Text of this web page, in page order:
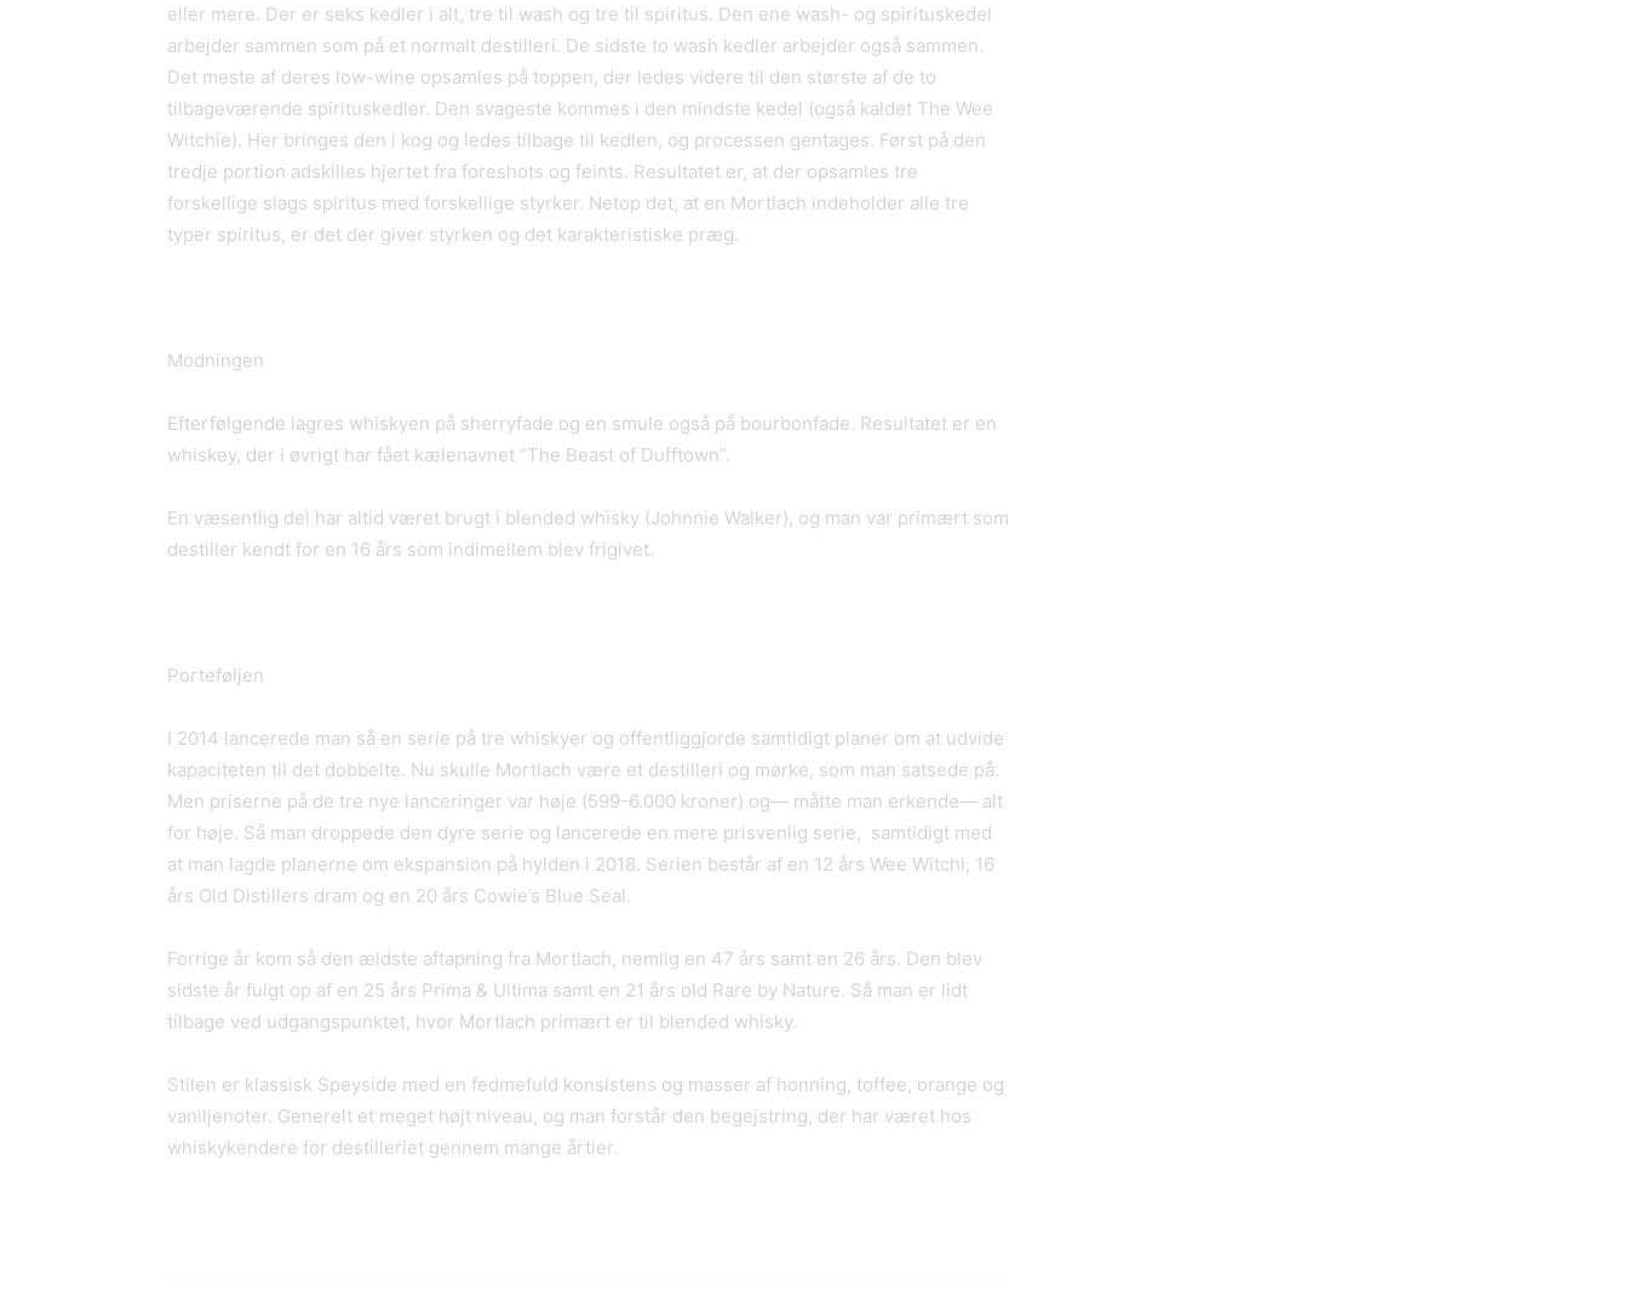
eller mere. Der er seks kedler i alt, tre til wash og tre til spiritus. Den ene wash- og spirituskedel
arbejder sammen som på et normalt destilleri. De sidste to wash kedler arbejder også sammen.
Det meste af deres low-wine opsamles på toppen, der ledes videre til den største af de to
tilbageværende spirituskedler. Den svageste kommes i den mindste kedel (også kaldet The Wee
Witchie). Her bringes den i kog og ledes tilbage til kedlen, og processen gentages. Først på den
tredje portion adskilles hjertet fra foreshots og feints. Resultatet er, at der opsamles tre
forskellige slags spiritus med forskellige styrker. Netop det, at en Mortlach indeholder alle tre
typer spiritus, er det der giver styrken og det karakteristiske præg.
Modningen
Efterfølgende lagres whiskyen på sherryfade og en smule også på bourbonfade. Resultatet er en
whiskey, der i øvrigt har fået kælenavnet “The Beast of Dufftown”.
En væsentlig del har altid været brugt i blended whisky (Johnnie Walker), og man var primært som
destiller kendt for en 16 års som indimellem blev frigivet.
Porteføljen
I 2014 lancerede man så en serie på tre whiskyer og offentliggjorde samtidigt planer om at udvide
kapaciteten til det dobbelte. Nu skulle Mortlach være et destilleri og mørke, som man satsede på.
Men priserne på de tre nye lanceringer var høje (599-6.000 kroner) og— måtte man erkende— alt
for høje. Så man droppede den dyre serie og lancerede en mere prisvenlig serie, samtidigt med
at man lagde planerne om ekspansion på hylden i 2018. Serien består af en 12 års Wee Witchi, 16
års Old Distillers dram og en 20 års Cowie’s Blue Seal.
Forrige år kom så den ældste aftapning fra Mortlach, nemlig en 47 års samt en 26 års. Den blev
sidste år fulgt op af en 25 års Prima & Ultima samt en 21 års old Rare by Nature. Så man er lidt
tilbage ved udgangspunktet, hvor Mortlach primært er til blended whisky.
Stilen er klassisk Speyside med en fedmefuld konsistens og masser af honning, toffee, orange og
vaniljenoter. Generelt et meget højt niveau, og man forstår den begejstring, der har været hos
whiskykendere for destilleriet gennem mange årtier.